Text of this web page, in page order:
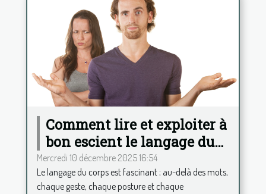
Comment lire et exploiter à
bon escient le langage du
corps ?
Mercredi 10 décembre 2025 16:54
Le langage du corps est fascinant ; au-delà des mots,
chaque geste, chaque posture et chaque